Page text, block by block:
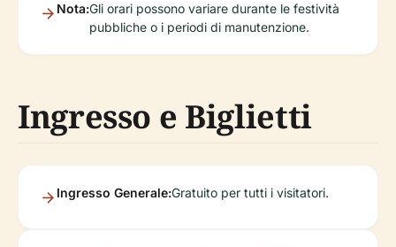
Nota:Gli orari possono variare durante le festività
pubbliche o i periodi di manutenzione.
Ingresso e Biglietti
Ingresso Generale:Gratuito per tutti i visitatori.